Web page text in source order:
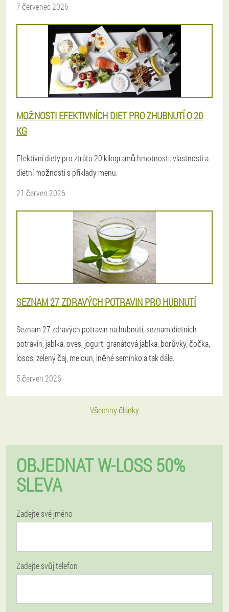
7 červenec 2026
MOŽNOSTI EFEKTIVNÍCH DIET PRO ZHUBNUTÍ O 20
KG
Efektivní diety pro ztrátu 20 kilogramů hmotnosti: vlastnosti a
dietní možnosti s příklady menu.
21 červen 2026
SEZNAM 27 ZDRAVÝCH POTRAVIN PRO HUBNUTÍ
Seznam 27 zdravých potravin na hubnutí, seznam dietních
potravin, jablka, oves, jogurt, granátová jablka, borůvky, čočka,
losos, zelený čaj, meloun, lněné semínko a tak dále.
5 červen 2026
Všechny články
OBJEDNAT W-LOSS 50%
SLEVA
Zadejte své jméno
Zadejte svůj telefon